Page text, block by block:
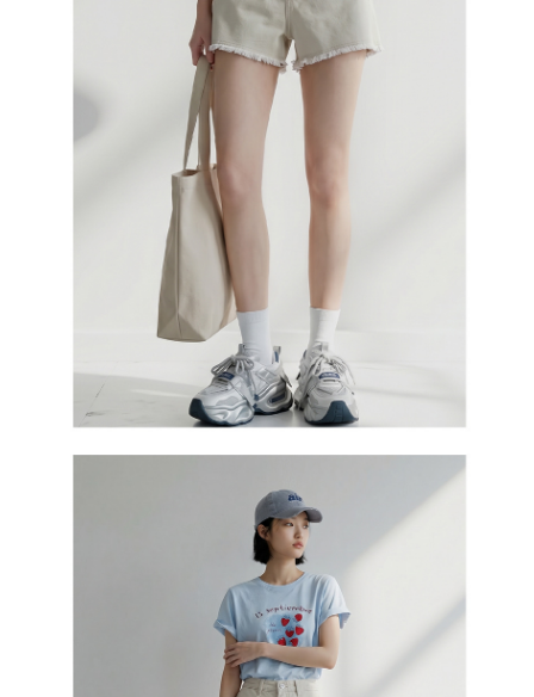
４．使用「AFTEE先享後付」時，將依據個別帳號之用戶狀況，依本公司即
時審查核予不同之上限額度；若仍有額度不足之情形，本公司將視審查結果
５．嚴禁一人註冊多個帳號或使用他人資訊註冊。若發現惡意使用之情形，
恩沛科技股份有限公司將有權停止該用戶之使用額度並採取法律行動。